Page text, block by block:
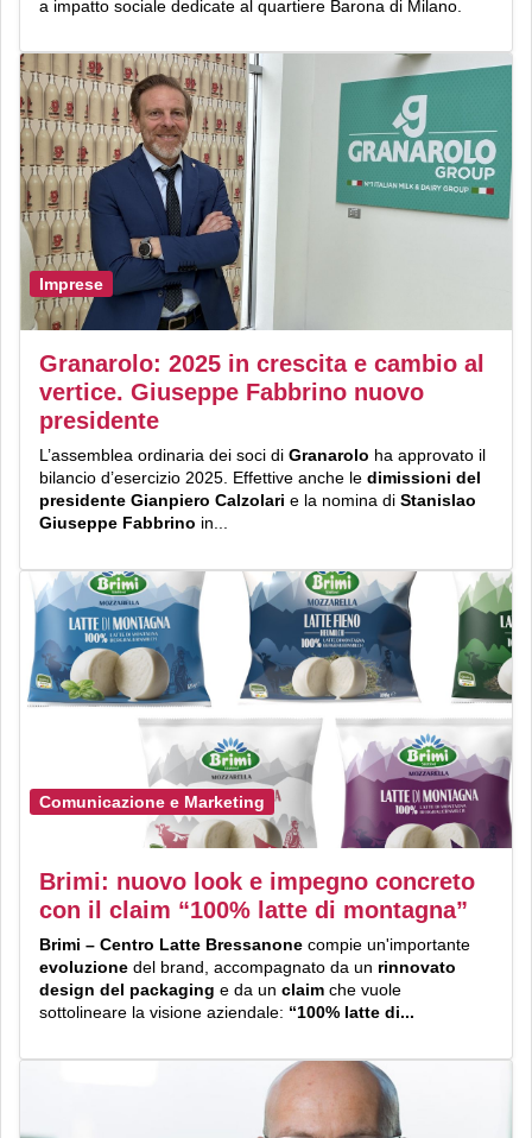
a impatto sociale dedicate al quartiere Barona di Milano.
Imprese
Granarolo: 2025 in crescita e cambio al
vertice. Giuseppe Fabbrino nuovo
presidente
L’assemblea ordinaria dei soci di Granarolo ha approvato il
bilancio d’esercizio 2025. Effettive anche le dimissioni del
presidente Gianpiero Calzolari e la nomina di Stanislao
Giuseppe Fabbrino in...
Comunicazione e Marketing
Brimi: nuovo look e impegno concreto
con il claim “100% latte di montagna”
Brimi – Centro Latte Bressanone compie un'importante
evoluzione del brand, accompagnato da un rinnovato
design del packaging e da un claim che vuole
sottolineare la visione aziendale: “100% latte di...